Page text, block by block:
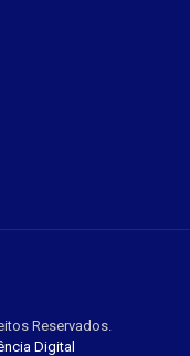
Reservados.
Digital